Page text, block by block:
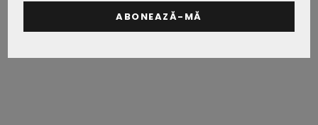
ABONEAZĂ-MĂ